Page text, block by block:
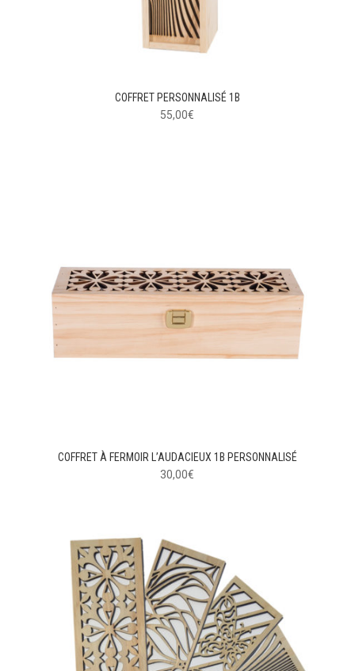
COFFRET PERSONNALISÉ 1B
55,00€
COFFRET À FERMOIR L’AUDACIEUX 1B PERSONNALISÉ
30,00€